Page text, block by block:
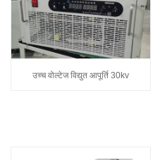
उच्च वोल्टेज विद्युत आपूर्ति 30kv